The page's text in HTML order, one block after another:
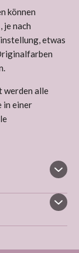
können
je nach
etwas
werden alle
in einer